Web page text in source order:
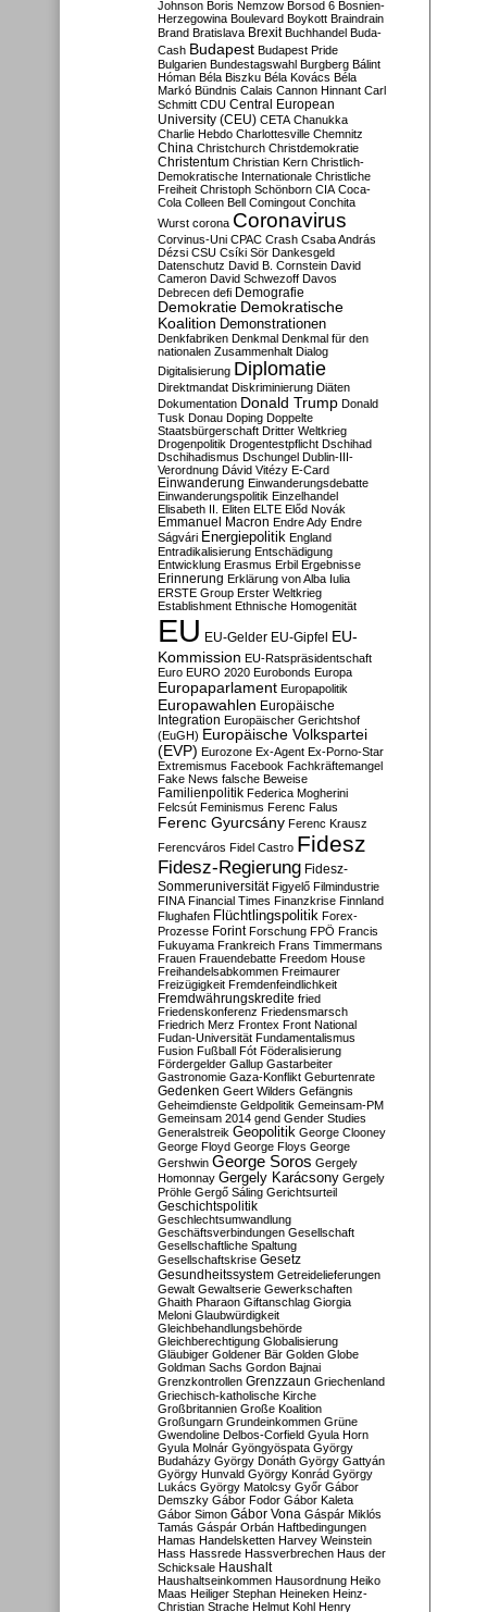
Johnson Boris Nemzow Borsod 6 Bosnien-
Herzegowina Boulevard Boykott Braindrain
Brand Bratislava Brexit Buchhandel Buda-
Cash Budapest Budapest Pride
Bulgarien Bundestagswahl Burgberg Bálint
Hóman Béla Biszku Béla Kovács Béla
Markó Bündnis Calais Cannon Hinnant Carl
Schmitt CDU Central European
University (CEU) CETA Chanukka
Charlie Hebdo Charlottesville Chemnitz
China Christchurch Christdemokratie
Christentum Christian Kern Christlich-
Demokratische Internationale Christliche
Freiheit Christoph Schönborn CIA Coca-
Cola Colleen Bell Comingout Conchita
Wurst corona Coronavirus
Corvinus-Uni CPAC Crash Csaba András
Dézsi CSU Csíki Sör Dankesgeld
Datenschutz David B. Cornstein David
Cameron David Schwezoff Davos
Debrecen defi Demografie
Demokratie Demokratische
Koalition Demonstrationen
Denkfabriken Denkmal Denkmal für den
nationalen Zusammenhalt Dialog
Digitalisierung Diplomatie
Direktmandat Diskriminierung Diäten
Dokumentation Donald Trump Donald
Tusk Donau Doping Doppelte
Staatsbürgerschaft Dritter Weltkrieg
Drogenpolitik Drogentestpflicht Dschihad
Dschihadismus Dschungel Dublin-III-
Verordnung Dávid Vitézy E-Card
Einwanderung Einwanderungsdebatte
Einwanderungspolitik Einzelhandel
Elisabeth II. Eliten ELTE Előd Novák
Emmanuel Macron Endre Ady Endre
Ságvári Energiepolitik England
Entradikalisierung Entschädigung
Entwicklung Erasmus Erbil Ergebnisse
Erinnerung Erklärung von Alba Iulia
ERSTE Group Erster Weltkrieg
Establishment Ethnische Homogenität
EU EU-Gelder EU-Gipfel EU-
Kommission EU-Ratspräsidentschaft
Euro EURO 2020 Eurobonds Europa
Europaparlament Europapolitik
Europawahlen Europäische
Integration Europäischer Gerichtshof
(EuGH) Europäische Volkspartei
(EVP) Eurozone Ex-Agent Ex-Porno-Star
Extremismus Facebook Fachkräftemangel
Fake News falsche Beweise
Familienpolitik Federica Mogherini
Felcsút Feminismus Ferenc Falus
Ferenc Gyurcsány Ferenc Krausz
Ferencváros Fidel Castro Fidesz
Fidesz-Regierung Fidesz-
Sommeruniversität Figyelő Filmindustrie
FINA Financial Times Finanzkrise Finnland
Flughafen Flüchtlingspolitik Forex-
Prozesse Forint Forschung FPÖ Francis
Fukuyama Frankreich Frans Timmermans
Frauen Frauendebatte Freedom House
Freihandelsabkommen Freimaurer
Freizügigkeit Fremdenfeindlichkeit
Fremdwährungskredite fried
Friedenskonferenz Friedensmarsch
Friedrich Merz Frontex Front National
Fudan-Universität Fundamentalismus
Fusion Fußball Fót Föderalisierung
Fördergelder Gallup Gastarbeiter
Gastronomie Gaza-Konflikt Geburtenrate
Gedenken Geert Wilders Gefängnis
Geheimdienste Geldpolitik Gemeinsam-PM
Gemeinsam 2014 gend Gender Studies
Generalstreik Geopolitik George Clooney
George Floyd George Floys George
Gershwin George Soros Gergely
Homonnay Gergely Karácsony Gergely
Pröhle Gergő Sáling Gerichtsurteil
Geschichtspolitik
Geschlechtsumwandlung
Geschäftsverbindungen Gesellschaft
Gesellschaftliche Spaltung
Gesellschaftskrise Gesetz
Gesundheitssystem Getreidelieferungen
Gewalt Gewaltserie Gewerkschaften
Ghaith Pharaon Giftanschlag Giorgia
Meloni Glaubwürdigkeit
Gleichbehandlungsbehörde
Gleichberechtigung Globalisierung
Gläubiger Goldener Bär Golden Globe
Goldman Sachs Gordon Bajnai
Grenzkontrollen Grenzzaun Griechenland
Griechisch-katholische Kirche
Großbritannien Große Koalition
Großungarn Grundeinkommen Grüne
Gwendoline Delbos-Corfield Gyula Horn
Gyula Molnár Gyöngyöspata György
Budaházy György Donáth György Gattyán
György Hunvald György Konrád György
Lukács György Matolcsy Győr Gábor
Demszky Gábor Fodor Gábor Kaleta
Gábor Simon Gábor Vona Gáspár Miklós
Tamás Gáspár Orbán Haftbedingungen
Hamas Handelsketten Harvey Weinstein
Hass Hassrede Hassverbrechen Haus der
Schicksale Haushalt
Haushaltseinkommen Hausordnung Heiko
Maas Heiliger Stephan Heineken Heinz-
Christian Strache Helmut Kohl Henry